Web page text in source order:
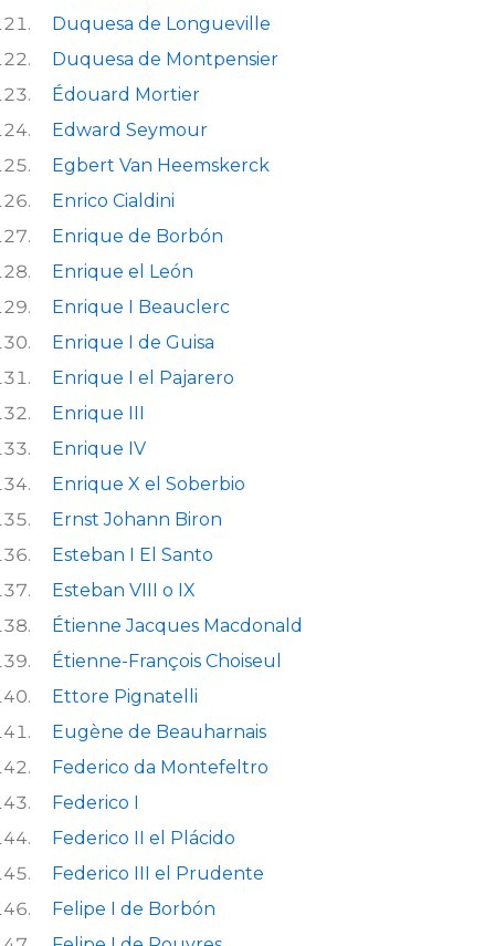
Duquesa de Longueville
Duquesa de Montpensier
Édouard Mortier
Edward Seymour
Egbert Van Heemskerck
Enrico Cialdini
Enrique de Borbón
Enrique el León
Enrique I Beauclerc
Enrique I de Guisa
Enrique I el Pajarero
Enrique III
Enrique IV
Enrique X el Soberbio
Ernst Johann Biron
Esteban I El Santo
Esteban VIII o IX
Étienne Jacques Macdonald
Étienne-François Choiseul
Ettore Pignatelli
Eugène de Beauharnais
Federico da Montefeltro
Federico I
Federico II el Plácido
Federico III el Prudente
Felipe I de Borbón